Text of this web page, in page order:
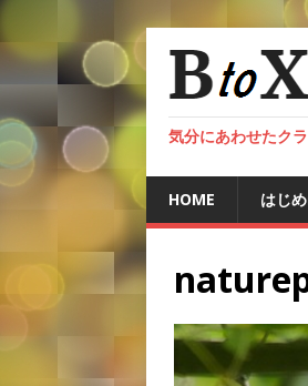
気分にあわせたク
HOME はじ